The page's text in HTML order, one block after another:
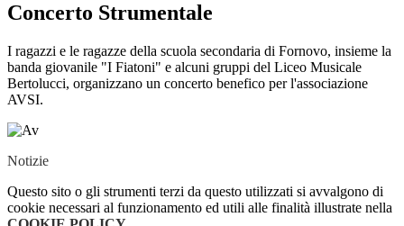
Concerto Strumentale
I ragazzi e le ragazze della scuola secondaria di Fornovo, insieme la
banda giovanile "I Fiatoni" e alcuni gruppi del Liceo Musicale
Bertolucci, organizzano un concerto benefico per l'associazione
AVSI.
Notizie
Questo sito o gli strumenti terzi da questo utilizzati si avvalgono di
cookie necessari al funzionamento ed utili alle finalità illustrate nella